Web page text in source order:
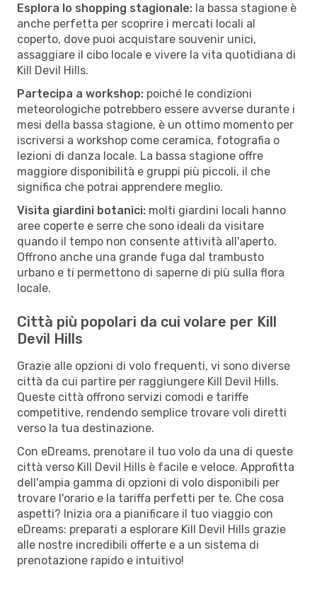
Esplora lo shopping stagionale: la bassa stagione è
anche perfetta per scoprire i mercati locali al
coperto, dove puoi acquistare souvenir unici,
assaggiare il cibo locale e vivere la vita quotidiana di
Kill Devil Hills.
Partecipa a workshop: poiché le condizioni
meteorologiche potrebbero essere avverse durante i
mesi della bassa stagione, è un ottimo momento per
iscriversi a workshop come ceramica, fotografia o
lezioni di danza locale. La bassa stagione offre
maggiore disponibilità e gruppi più piccoli, il che
significa che potrai apprendere meglio.
Visita giardini botanici: molti giardini locali hanno
aree coperte e serre che sono ideali da visitare
quando il tempo non consente attività all'aperto.
Offrono anche una grande fuga dal trambusto
urbano e ti permettono di saperne di più sulla flora
locale.
Città più popolari da cui volare per Kill
Devil Hills
Grazie alle opzioni di volo frequenti, vi sono diverse
città da cui partire per raggiungere Kill Devil Hills.
Queste città offrono servizi comodi e tariffe
competitive, rendendo semplice trovare voli diretti
verso la tua destinazione.
Con eDreams, prenotare il tuo volo da una di queste
città verso Kill Devil Hills è facile e veloce. Approfitta
dell'ampia gamma di opzioni di volo disponibili per
trovare l'orario e la tariffa perfetti per te. Che cosa
aspetti? Inizia ora a pianificare il tuo viaggio con
eDreams: preparati a esplorare Kill Devil Hills grazie
alle nostre incredibili offerte e a un sistema di
prenotazione rapido e intuitivo!